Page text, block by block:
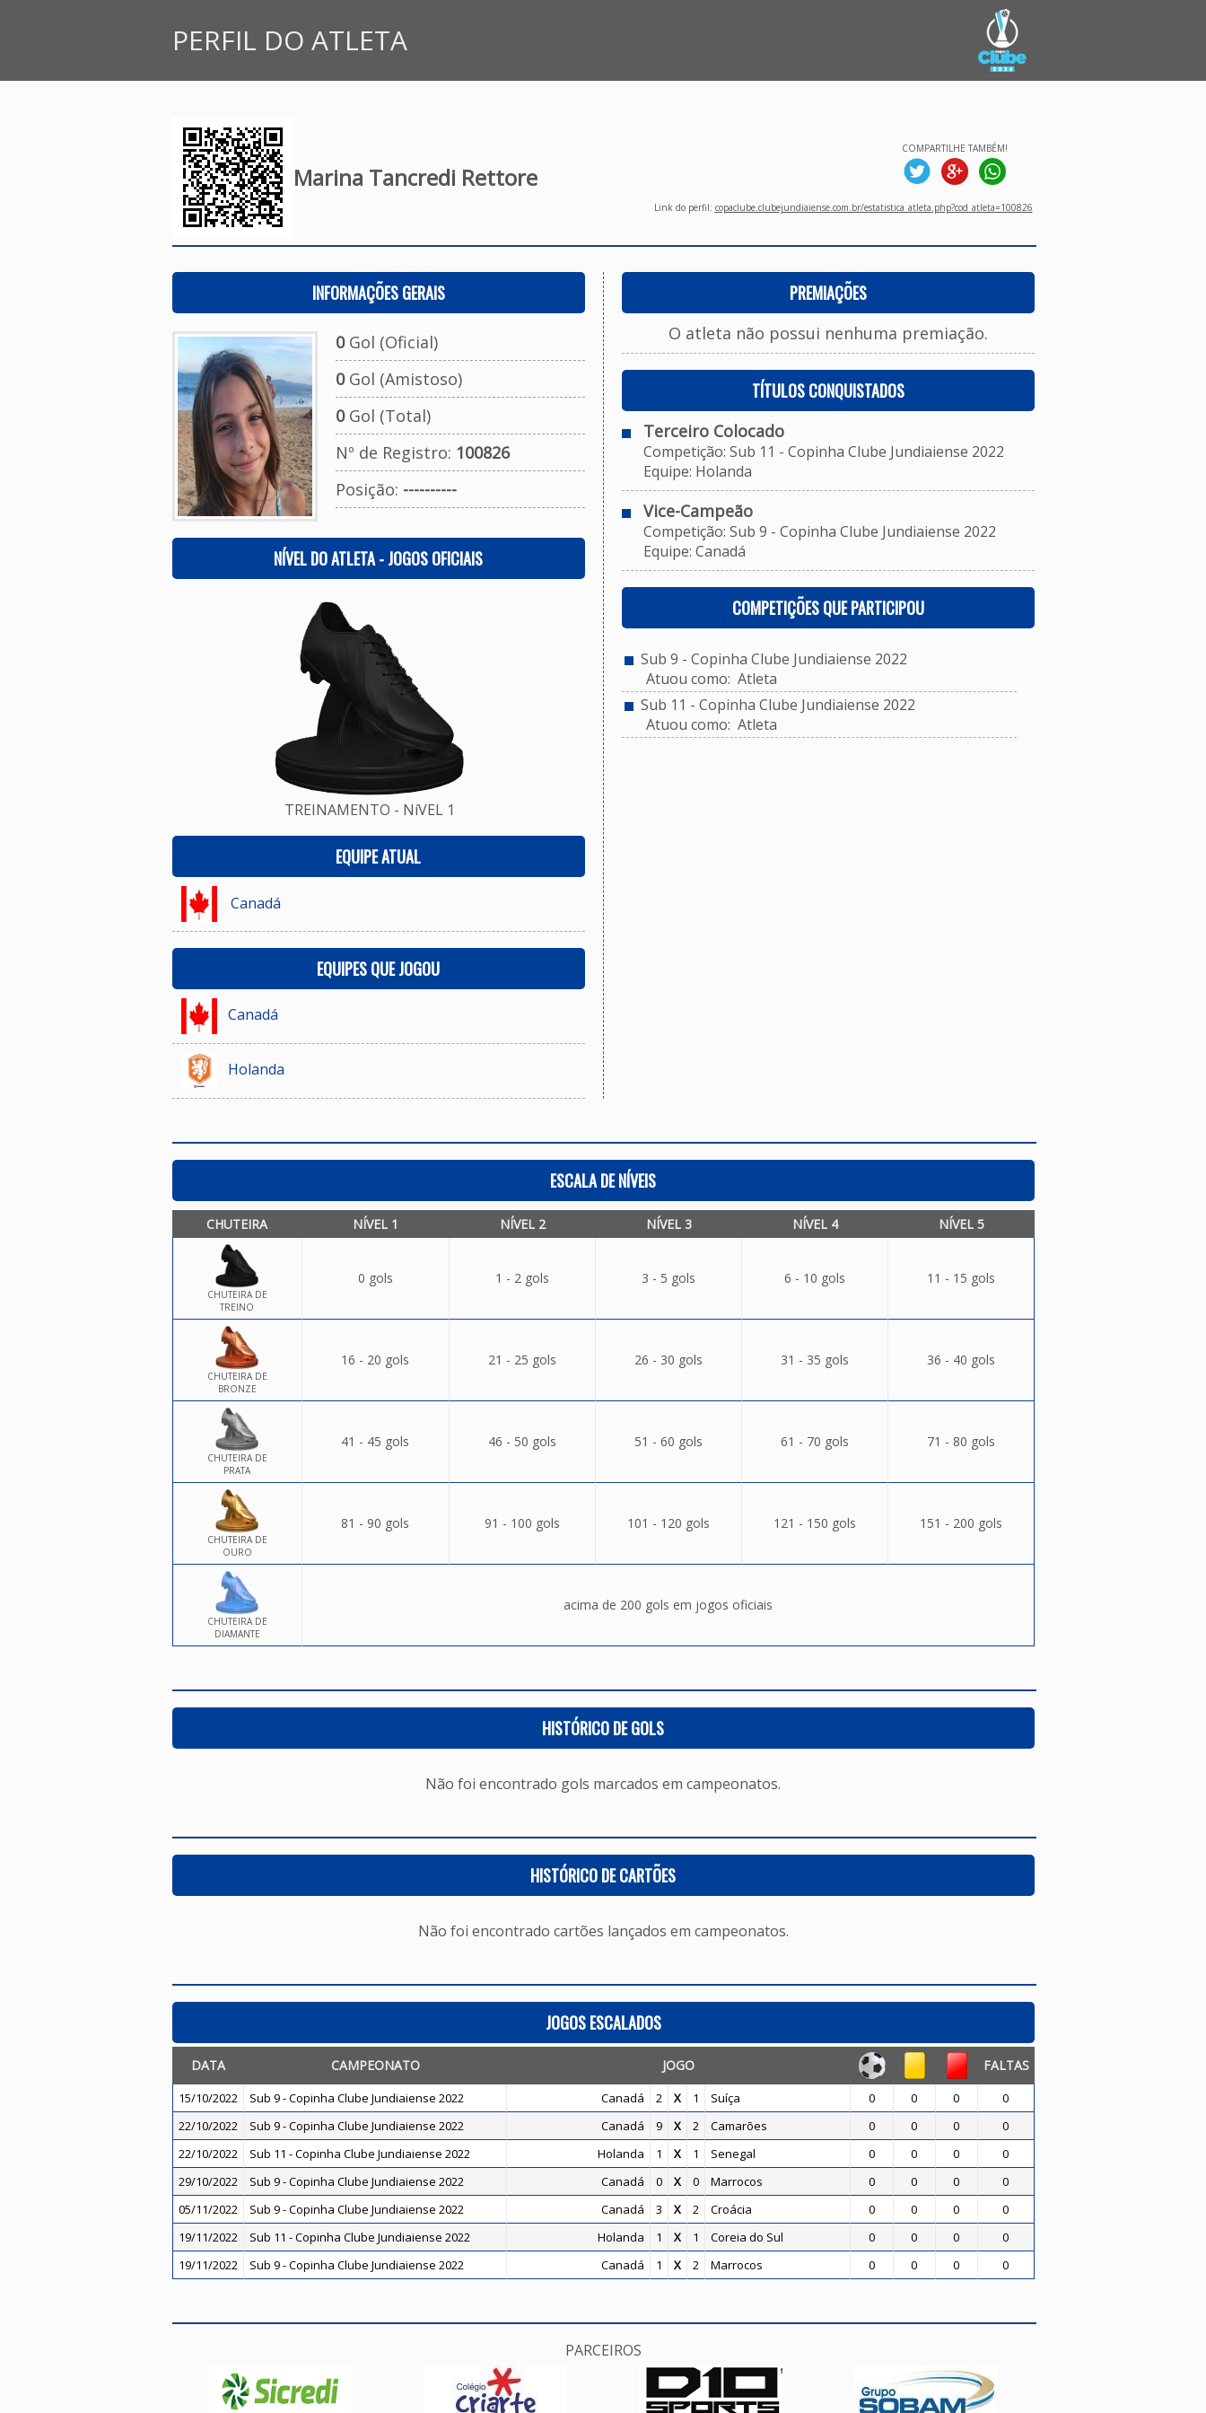
PERFIL DO ATLETA
Marina Tancredi Rettore
COMPARTILHE TAMBÉM!
Link do perfil: copaclube.clubejundiaiense.com.br/estatistica_atleta.php?cod_atleta=100826
INFORMAÇÕES GERAIS
0Gol (Oficial)
0Gol (Amistoso)
0Gol (Total)
Nº de Registro: 100826
Posição: ----------
NÍVEL DO ATLETA - JOGOS OFICIAIS
TREINAMENTO - NíVEL 1
EQUIPE ATUAL
Canadá
EQUIPES QUE JOGOU
Canadá
Holanda
PREMIAÇÕES
O atleta não possui nenhuma premiação.
TÍTULOS CONQUISTADOS
Terceiro Colocado
Competição: Sub 11 - Copinha Clube Jundiaiense 2022
Equipe: Holanda
Vice-Campeão
Competição: Sub 9 - Copinha Clube Jundiaiense 2022
Equipe: Canadá
COMPETIÇÕES QUE PARTICIPOU
Sub 9 - Copinha Clube Jundiaiense 2022
Atuou como: Atleta
Sub 11 - Copinha Clube Jundiaiense 2022
Atuou como: Atleta
ESCALA DE NÍVEIS
CHUTEIRA NÍVEL 1 NÍVEL 2 NÍVEL 3 NÍVEL 4 NÍVEL 5
CHUTEIRA DE
TREINO
0 gols 1 - 2 gols 3 - 5 gols 6 - 10 gols 11 - 15 gols
CHUTEIRA DE
BRONZE
16 - 20 gols 21 - 25 gols 26 - 30 gols 31 - 35 gols 36 - 40 gols
CHUTEIRA DE
PRATA
41 - 45 gols 46 - 50 gols 51 - 60 gols 61 - 70 gols 71 - 80 gols
CHUTEIRA DE
OURO
81 - 90 gols 91 - 100 gols 101 - 120 gols 121 - 150 gols 151 - 200 gols
CHUTEIRA DE
DIAMANTE
acima de 200 gols em jogos oficiais
HISTÓRICO DE GOLS
Não foi encontrado gols marcados em campeonatos.
HISTÓRICO DE CARTÕES
Não foi encontrado cartões lançados em campeonatos.
JOGOS ESCALADOS
DATA CAMPEONATO JOGO FALTAS
15/10/2022 Sub 9 - Copinha Clube Jundiaiense 2022 Canadá 2 X 1 Suíça 0 0 0
0
22/10/2022
Sub 9 - Copinha Clube Jundiaiense 2022 Canadá 9 X 2 Camarões 0 0 0
0
22/10/2022
Sub 11 - Copinha Clube Jundiaiense 2022 Holanda 1 X 1 Senegal 0 0 0
0
29/10/2022
Sub 9 - Copinha Clube Jundiaiense 2022 Canadá 0 X 0 Marrocos 0 0 0
0
05/11/2022
Sub 9 - Copinha Clube Jundiaiense 2022 Canadá 3 X 2 Croácia 0 0 0
0
19/11/2022
Sub 11 - Copinha Clube Jundiaiense 2022 Holanda 1 X 1 Coreia do Sul 0 0 0
0
19/11/2022
Sub 9 - Copinha Clube Jundiaiense 2022 Canadá 1 X 2 Marrocos 0 0 0 0
PARCEIROS